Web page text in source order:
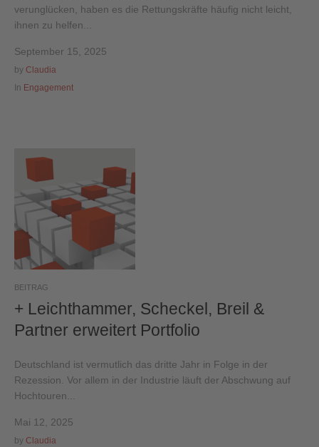
verunglücken, haben es die Rettungskräfte häufig nicht leicht,
ihnen zu helfen...
September 15, 2025
by Claudia
In Engagement
BEITRAG
+ Leichthammer, Scheckel, Breil &
Partner erweitert Portfolio
Deutschland ist vermutlich das dritte Jahr in Folge in der
Rezession. Vor allem in der Industrie läuft der Abschwung auf
Hochtouren...
Mai 12, 2025
by Claudia